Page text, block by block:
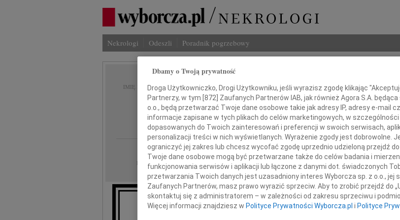
Nekrologi Odeszli Poradnik pogrzebowy
IMIĘ I NAZWISKO:
Kazimiera Jas
,
Stanisław Gos
REGION: Kielce
DATA EMISJI: 21.03.2014
Wszystkim,
Dbamy o Twoją prywatność
Droga Użytkowniczko, Drogi Użytkowniku, jeśli wyrazisz zgodę klikając
Partnerzy, w tym [ 872 ] Zaufanych Partnerów IAB, jak również Agora S.A.
o.o., będą przetwarzać Twoje dane osobowe takie jak adresy IP, adresy e-mail
informacje zapisane w tych plikach do celów marketingowych, w
dopasowanych do Twoich zainteresowań i preferencji w swoich serwisach,
personalizacji treści w nich wyświetlanych. Wyrażenie zgody jest dobrowolne.
ograniczyć jej zakres lub chcesz wycofać zgodę uprzednio udzieloną przejdź
Twoje dane osobowe mogą być przetwarzane także do celów badania i
funkcjonowania serwisów i aplikacji lub łączone z danymi dot. świadczonych
przetwarzania Twoich danych jest uzasadniony interes Wyborcza sp. z o.o., jej
Zaufanych Partnerów, masz prawo wyrazić sprzeciw. Aby to zrobić przejdź do
skontaktuj się z administratorem – w zależności od zakresu sprzeciwu i
Więcej informacji znajdziesz w Polityce Prywatności Wyborcza.pl i Polityce